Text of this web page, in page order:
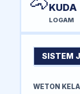
KUDA
LOGAM
SISTEM
WETON